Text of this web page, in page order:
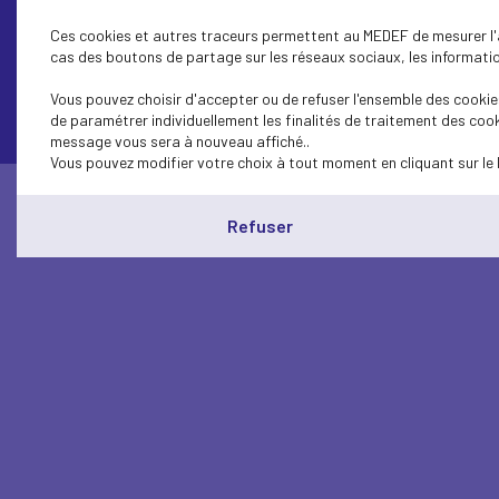
Ces cookies et autres traceurs permettent au MEDEF de
cas des boutons de partage sur les réseaux sociaux, les
Vous pouvez choisir d'accepter ou de refuser l'ensemble des
de paramétrer individuellement les finalités de traitement des
message vous sera à nouveau affiché..
Vous pouvez modifier votre choix à tout moment en cliquant sur le
Refuser